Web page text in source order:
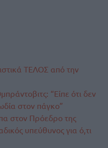
ΤΕΛΟΣ από την
“Είπε ότι δεν
στον πάγκο”
στον Πρόεδρο της
υπεύθυνος για ό,τι